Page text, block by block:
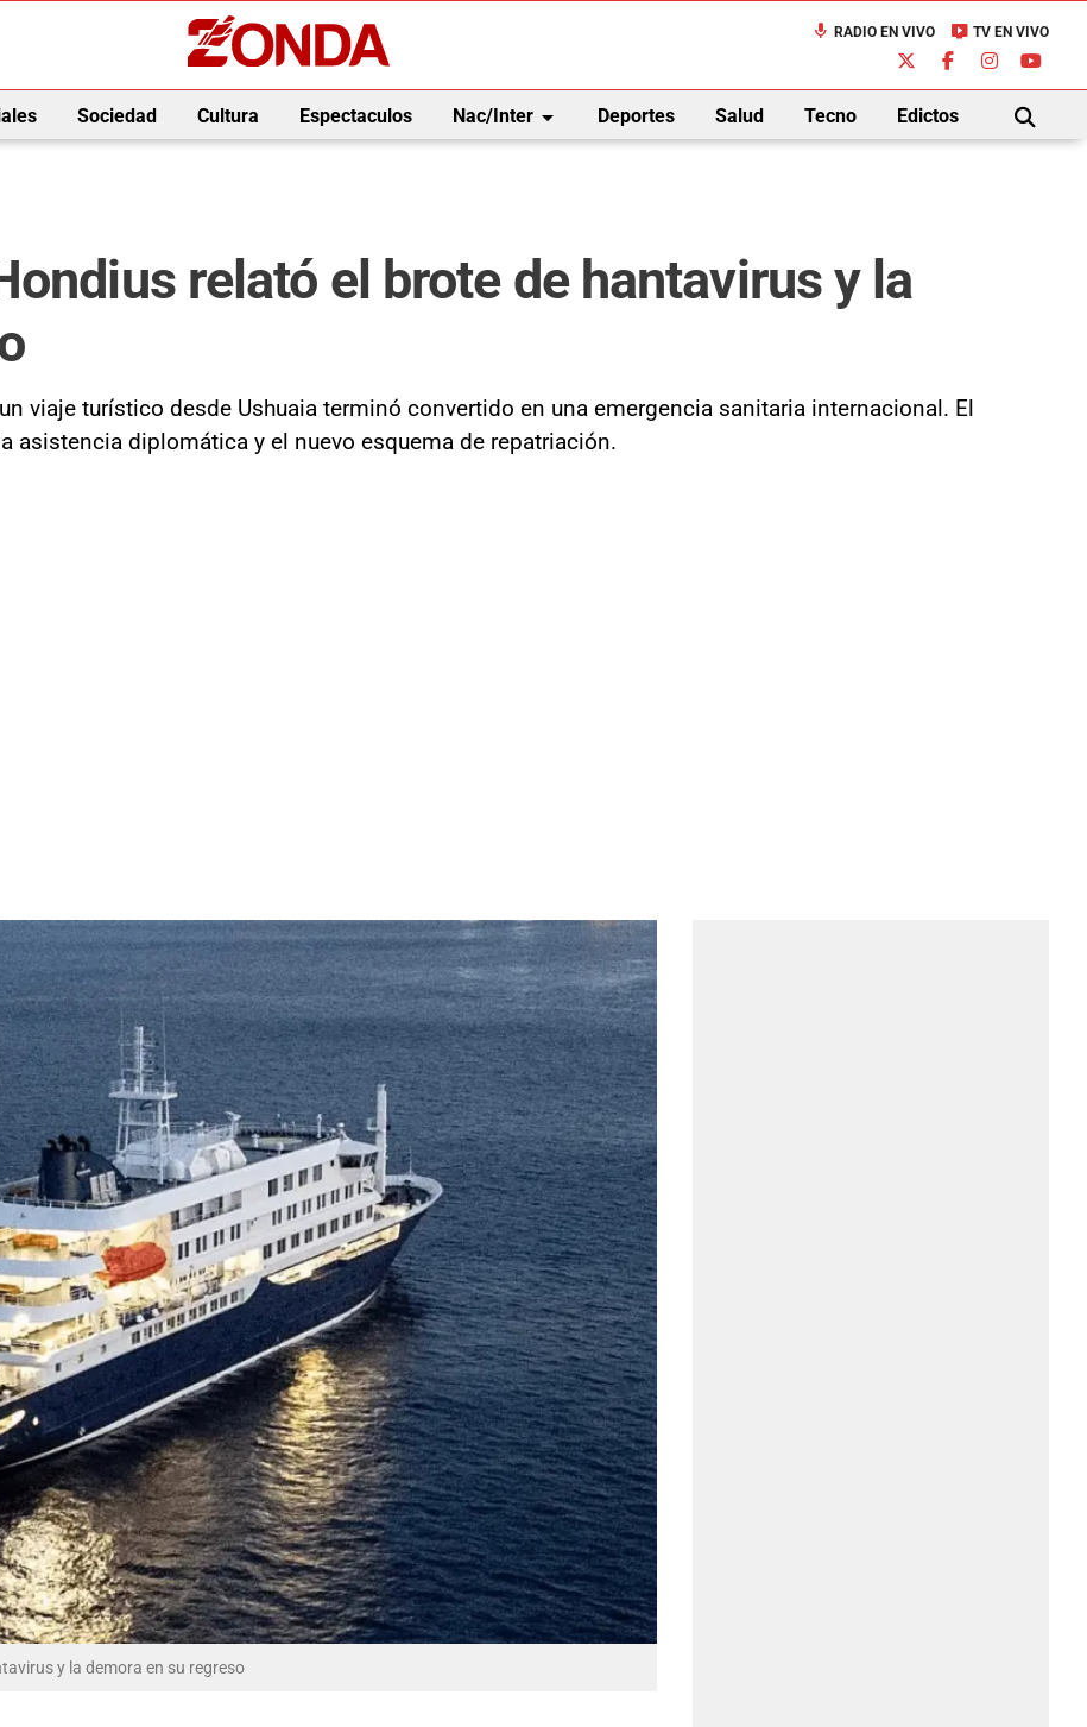
mic RADIO EN VIVO live_tv TV EN VIVO
Sociedad Cultura Espectaculos Nac/Interarrow_drop_down Deportes Salud Tecno Edictos
BUSCAR
relató el brote de hantavirus y la
viaje turístico desde Ushuaia terminó convertido en una emergencia sanitaria internacional. El
asistencia diplomática y el nuevo esquema de repatriación.
y la demora en su regreso